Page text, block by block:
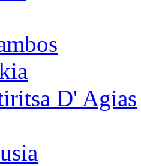
D' Agias